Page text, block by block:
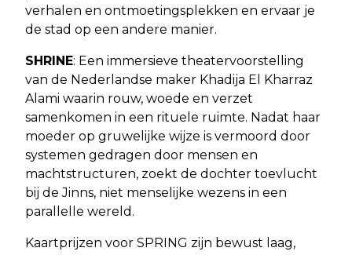
verhalen en ontmoetingsplekken en ervaar je
de stad op een andere manier.
SHRINE: Een immersieve theatervoorstelling
van de Nederlandse maker Khadija El Kharraz
Alami waarin rouw, woede en verzet
samenkomen in een rituele ruimte. Nadat haar
moeder op gruwelijke wijze is vermoord door
systemen gedragen door mensen en
machtstructuren, zoekt de dochter toevlucht
bij de Jinns, niet menselijke wezens in een
parallelle wereld.
Kaartprijzen voor SPRING zijn bewust laag,